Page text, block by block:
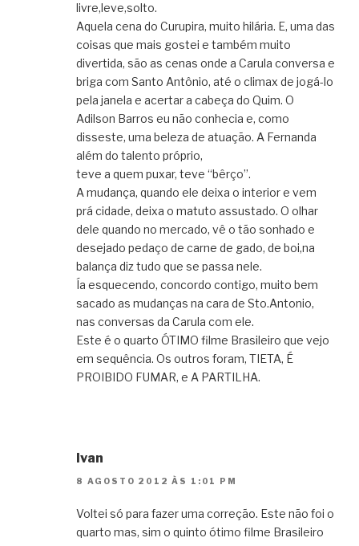
livre,leve,solto.
Aquela cena do Curupira, muito hilária. E, uma das
coisas que mais gostei e também muito
divertida, são as cenas onde a Carula conversa e
briga com Santo Antônio, até o climax de jogá-lo
pela janela e acertar a cabeça do Quim. O
Adilson Barros eu não conhecia e, como
disseste, uma beleza de atuação. A Fernanda
além do talento próprio,
teve a quem puxar, teve “bêrço”.
A mudança, quando ele deixa o interior e vem
prá cidade, deixa o matuto assustado. O olhar
dele quando no mercado, vê o tão sonhado e
desejado pedaço de carne de gado, de boi,na
balança diz tudo que se passa nele.
Ía esquecendo, concordo contigo, muito bem
sacado as mudanças na cara de Sto.Antonio,
nas conversas da Carula com ele.
Este é o quarto ÓTIMO filme Brasileiro que vejo
em sequência. Os outros foram, TIETA, É
PROIBIDO FUMAR, e A PARTILHA.
Ivan
8 AGOSTO 2012 ÀS 1:01 PM
Voltei só para fazer uma correção. Este não foi o
quarto mas, sim o quinto ótimo filme Brasileiro